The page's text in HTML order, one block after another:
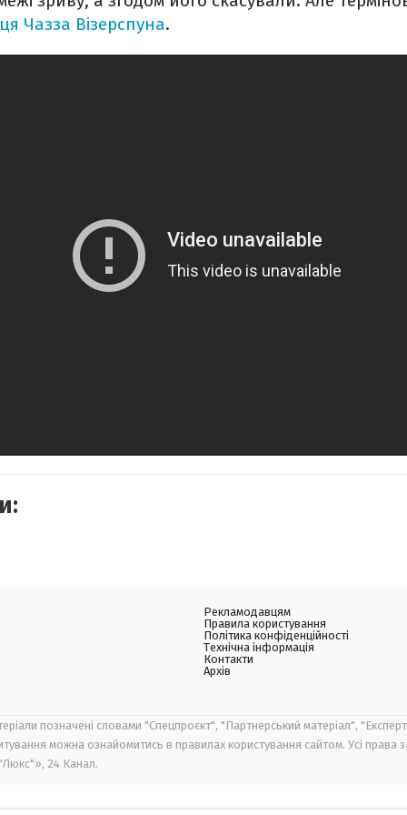
Чазза Візерспуна.
Рекламодавцям
Правила користування
Політика конфіденційності
Технічна інформація
Контакти
Архів
позначені словами "Спецпроєкт", "Партнерський матеріал",
можна ознайомитись в правилах користування сайтом. Усі права
24 Канал.